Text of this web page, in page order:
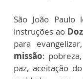
São João
instruções ao
para
missão:
paz, aceitação